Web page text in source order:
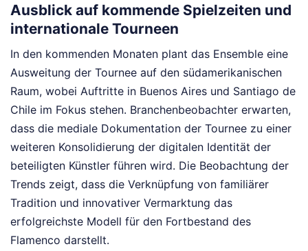
Ausblick auf kommende Spielzeiten und
internationale Tourneen
In den kommenden Monaten plant das Ensemble eine
Ausweitung der Tournee auf den südamerikanischen
Raum, wobei Auftritte in Buenos Aires und Santiago de
Chile im Fokus stehen. Branchenbeobachter erwarten,
dass die mediale Dokumentation der Tournee zu einer
weiteren Konsolidierung der digitalen Identität der
beteiligten Künstler führen wird. Die Beobachtung der
Trends zeigt, dass die Verknüpfung von familiärer
Tradition und innovativer Vermarktung das
erfolgreichste Modell für den Fortbestand des
Flamenco darstellt.